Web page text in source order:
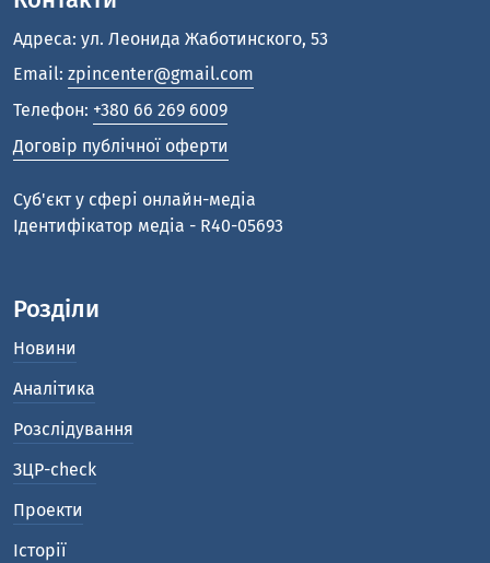
Адреса: ул. Леонида Жаботинского, 53
Email: zpincenter@gmail.com
Телефон: +380 66 269 6009
Договір публічної оферти
Cуб'єкт у сфері онлайн-медіа
Ідентифікатор медіа - R40-05693
Розділи
Новини
Аналітика
Розслідування
ЗЦР-check
Проекти
Історії